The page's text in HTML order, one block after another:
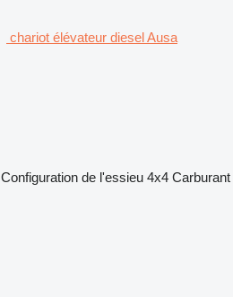
chariot élévateur diesel Ausa
Configuration de l'essieu 4x4 Carburant